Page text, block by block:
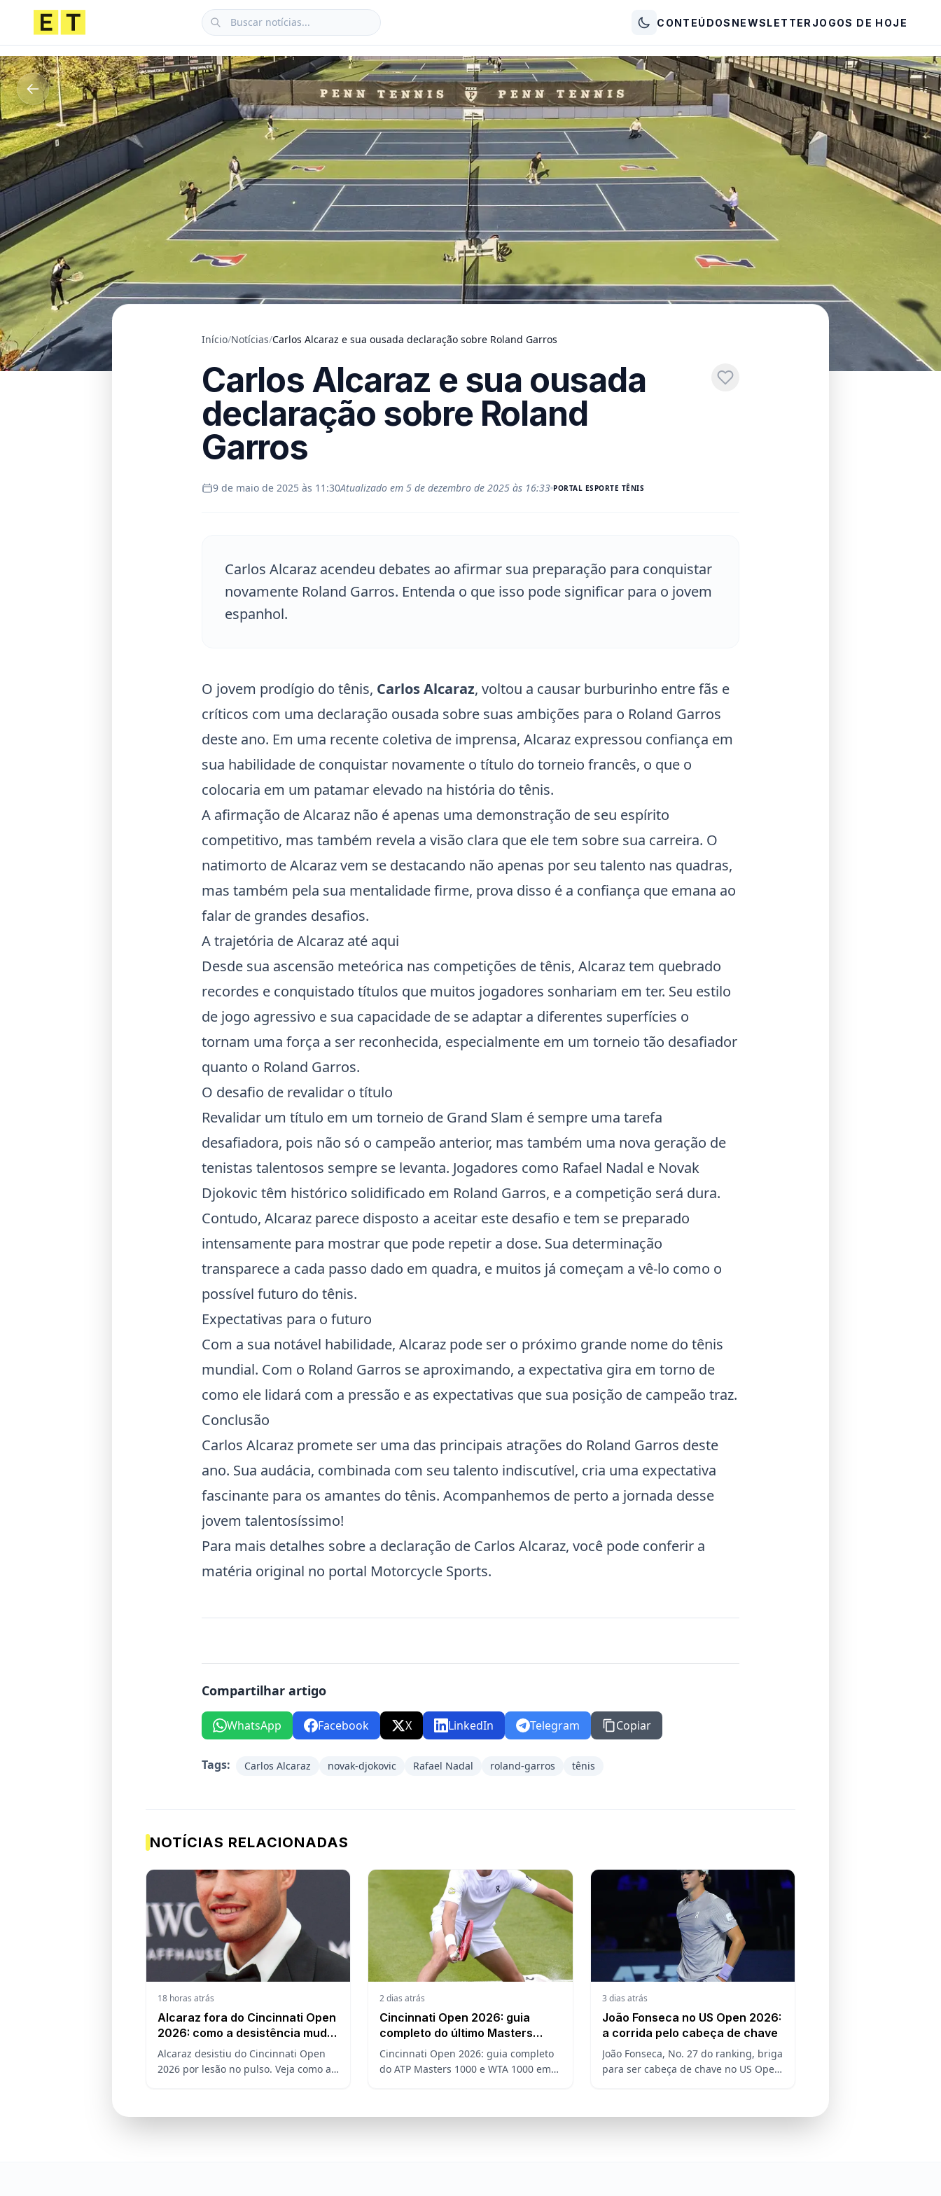
CONTEÚDOS NEWSLETTER JOGOS DE HOJE
Início/Notícias/Carlos Alcaraz e sua ousada declaração sobre Roland Garros
Carlos Alcaraz e sua ousada
declaração sobre Roland
Garros
9 de maio de 2025 às 11:30Atualizado em 5 de dezembro de 2025 às 16:33 PORTAL ESPORTE TÊNIS
Carlos Alcaraz acendeu debates ao afirmar sua preparação para conquistar
novamente Roland Garros. Entenda o que isso pode significar para o jovem
espanhol.
O jovem prodígio do tênis, Carlos Alcaraz, voltou a causar burburinho entre fãs e
críticos com uma declaração ousada sobre suas ambições para o Roland Garros
deste ano. Em uma recente coletiva de imprensa, Alcaraz expressou confiança em
sua habilidade de conquistar novamente o título do torneio francês, o que o
colocaria em um patamar elevado na história do tênis.
A afirmação de Alcaraz não é apenas uma demonstração de seu espírito
competitivo, mas também revela a visão clara que ele tem sobre sua carreira. O
natimorto deAlcarazvem se destacando não apenas por seu talento nas quadras,
mas também pela sua mentalidade firme, prova disso é a confiança que emana ao
falar de grandes desafios.
A trajetória de Alcaraz até aqui
Desde sua ascensão meteórica nas competições detênis, Alcaraz tem quebrado
recordes e conquistado títulos que muitos jogadores sonhariam em ter. Seu estilo
de jogo agressivo e sua capacidade de se adaptar a diferentes superfícies o
tornam uma força a ser reconhecida, especialmente em um torneio tão desafiador
quanto o Roland Garros.
O desafio de revalidar o título
Revalidar um título em um torneio de Grand Slam é sempre uma tarefa
desafiadora, pois não só o campeão anterior, mas também uma nova geração de
tenistas talentosos sempre se levanta. Jogadores como Rafael Nadal e Novak
Djokovic têm histórico solidificado em Roland Garros, e a competição será dura.
Contudo, Alcaraz parece disposto a aceitar este desafio e tem se preparado
intensamente para mostrar que pode repetir a dose. Sua determinação
transparece a cada passo dado em quadra, e muitos já começam a vê-lo como o
possível futuro do tênis.
Expectativas para o futuro
Com a sua notável habilidade, Alcaraz pode ser o próximo grande nome do tênis
mundial. Com o Roland Garros se aproximando, a expectativa gira em torno de
como ele lidará com a pressão e as expectativas que sua posição de campeão traz.
Conclusão
Carlos Alcaraz promete ser uma das principais atrações do Roland Garros deste
ano. Sua audácia, combinada com seu talento indiscutível, cria uma expectativa
fascinante para os amantes do tênis. Acompanhemos de perto a jornada desse
jovem talentosíssimo!
Para mais detalhes sobre a declaração de Carlos Alcaraz, você pode conferir a
matéria original no portal Motorcycle Sports.
Compartilhar artigo
WhatsApp Facebook X LinkedIn Telegram Copiar
Tags: Carlos Alcaraz novak-djokovic Rafael Nadal roland-garros tênis
NOTÍCIAS RELACIONADAS
18 horas atrás
Alcaraz fora do Cincinnati Open
2026: como a desistência muda
a chave, o ranking e a defesa do
US Open
Alcaraz desistiu do Cincinnati Open
2026 por lesão no pulso. Veja como a
US Open.
2 dias atrás
Cincinnati Open 2026: guia
completo do último Masters
1000 antes do US Open
Cincinnati Open 2026: guia completo
do ATP Masters 1000 e WTA 1000 em
esperar antes do US Open
3 dias atrás
João Fonseca no US Open 2026:
a corrida pelo cabeça de chave
João Fonseca, No. 27 do ranking, briga
para ser cabeça de chave no US Open
americano.